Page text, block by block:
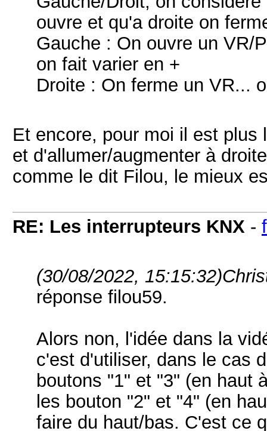
ouvre et qu'a droite on
Gauche : On ouvre un VR/
on fait varier en +
Droite : On ferme un VR...
Et encore, pour moi il est plus
et d'allumer/augmenter à
comme le dit Filou, le mieux
RE: Les interrupteurs KNX -
(30/08/2022, 15:15:32)
réponse filou59.
Alors non, l'idée dans la
c'est d'utiliser, dans le cas
boutons "1" et "3" (en haut
les bouton "2" et "4" (en
faire du haut/bas. C'est ce